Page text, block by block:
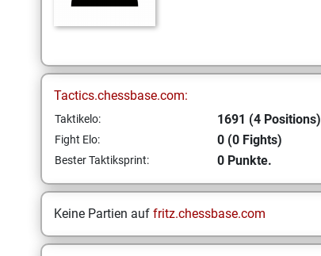
Tactics.chessbase.com:
Taktikelo: 1691 (4 Positions)
Fight Elo: 0 (0 Fights)
Bester Taktiksprint: 0 Punkte.
Keine Partien auf fritz.chessbase.com